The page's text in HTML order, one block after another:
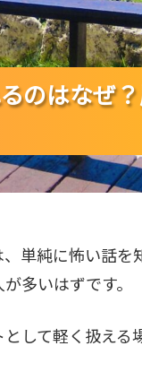
のはなぜ
のはなぜ
のはなぜ
単純に怖い話を
多いはずです。
して軽く扱える